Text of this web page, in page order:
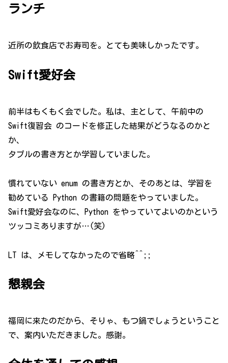
ランチ
近所の飲食店でお寿司を。とても美味しかったです。
Swift愛好会
前半はもくもく会でした。私は、主として、午前中の
Swift復習会 のコードを修正した結果がどうなるのかと
か、
タプルの書き方とか学習していました。
慣れていない enum の書き方とか、そのあとは、学習を
勧めている Python の書籍の問題をやっていました。
Swift愛好会なのに、Python をやっていてよいのかという
ツッコミありますが…(笑)
LT は、メモしてなかったので省略^^;;
懇親会
福岡に来たのだから、そりゃ、もつ鍋でしょうということ
で、案内いただきました。感謝。